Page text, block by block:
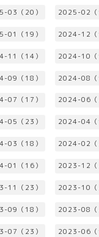
03（20） 2025-02（
01（19） 2024-12（
11（14） 2024-10（
09（18） 2024-08（
07（17） 2024-06（
05（23） 2024-04（
03（18） 2024-02（
01（16） 2023-12（
11（23） 2023-10（
09（18） 2023-08（
07（23） 2023-06（